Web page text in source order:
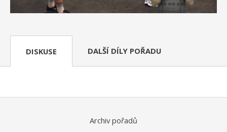
DISKUSE DALŠÍ DÍLY POŘADU
Archiv pořadů